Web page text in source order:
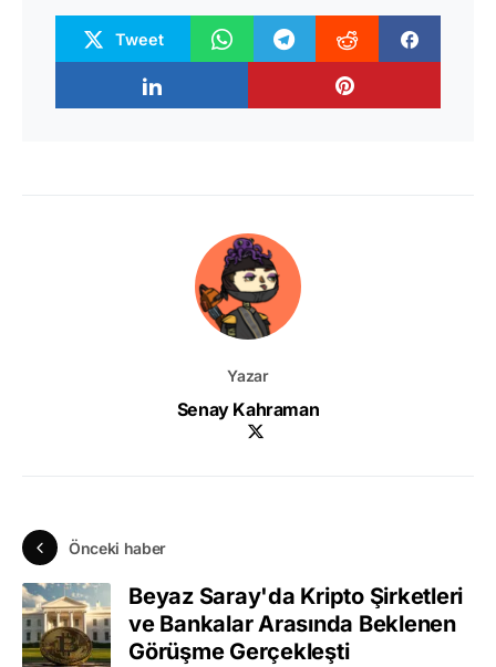
Tweet
Yazar
Senay Kahraman
Önceki haber
Beyaz Saray'da Kripto Şirketleri
ve Bankalar Arasında Beklenen
Görüşme Gerçekleşti